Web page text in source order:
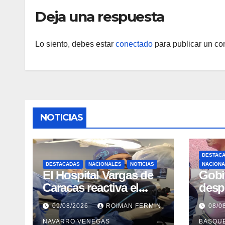
Deja una respuesta
Lo siento, debes estar conectado para publicar un
NOTICIAS
DESTACADAS NACIONALES NOTICIAS
El Hospital Vargas de
Caracas reactiva el
servicio de
Colangiopancreatograf
09/08/2026 ROIMAN FERMIN
NAVARRO VENEGAS
08/